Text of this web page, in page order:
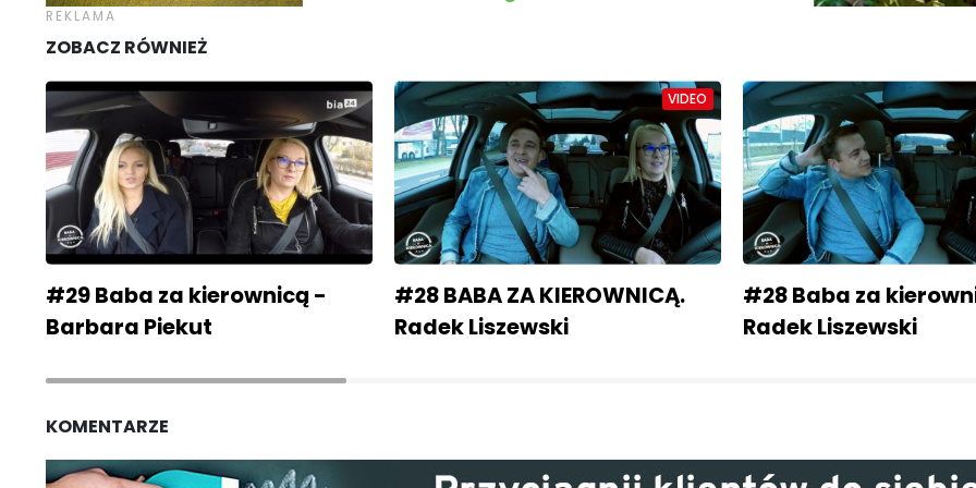
ZOBACZ RÓWNIEŻ
#29 Baba za kierownicą -
Barbara Piekut
#28 BABA ZA KIEROWNICĄ.
Radek Liszewski
VIDEO
#28 Baba za
Radek Liszewski
KOMENTARZE